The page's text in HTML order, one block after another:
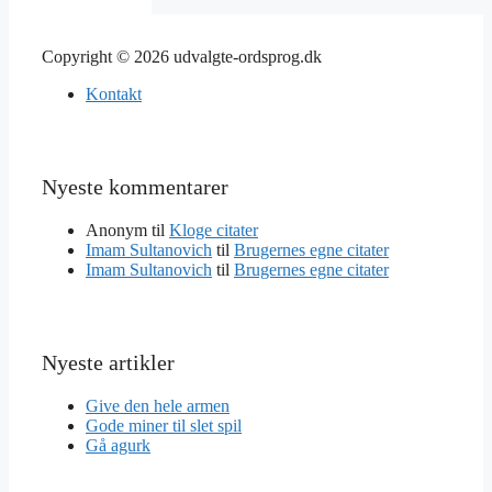
Copyright © 2026 udvalgte-ordsprog.dk
Kontakt
Nyeste kommentarer
Anonym til Kloge citater
Imam Sultanovich til Brugernes egne citater
Imam Sultanovich til Brugernes egne citater
Nyeste artikler
Give den hele armen
Gode miner til slet spil
Gå agurk